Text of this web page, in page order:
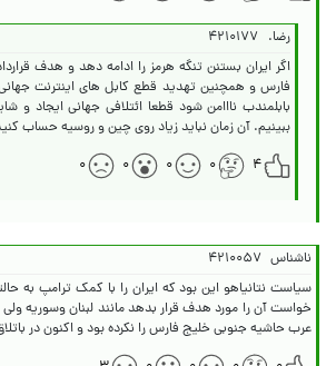
رضا.
۴۲۱۰۱۷۷
اگر ایران بستنن تنگه هرمز را ادامه دهد و هدف
فارس و همچنین تهدید قطع کابل های اینترنت جهانی
بابلمندب نااامن شود قطعا ائتلافی جهانی ایجاد و
ببینیم. آن زمان نباید زیاد روی چین و روسیه حساب
۴
۰ ۰ ۰ ۰
ناشناس ۴۲۱۰۰۵۷
سیاست نتانیاهو این بود که ایران را با کمک ترامپ به
خواست آن را مورد هدف قرار بدهد مانند لبنان وسوریه
عرب حاشیه جنوبی خلیج فارس را نکرده بود و اکنون در